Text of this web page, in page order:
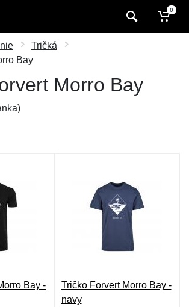
0
Tričká
Bay
Morro Bay
Bay -
Tričko Forvert Morro Bay -
navy